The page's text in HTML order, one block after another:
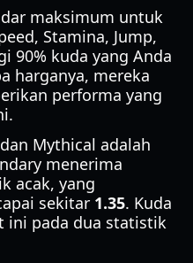
maksimum untuk
Stamina, Jump,
90% kuda yang Anda
harganya, mereka
performa yang
Mythical adalah
menerima
acak, yang
sekitar 1.35. Kuda
ini pada dua statistik